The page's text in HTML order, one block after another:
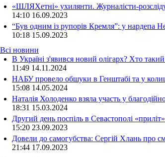
«ШЛЯХетні» ухилянти. Журналісти-
14:10 16.09.2023
“Був одним із рупорів Кремля”: у нардепа
10:18 15.09.2023
Всі новини
В Україні з'явився новий олігарх? Хто
11:49 14.11.2024
НАБУ провело обшуки в Генштабі та у
15:08 14.05.2024
Наталія Холоденко взяла участь у
18:31 15.03.2024
Другий день поспіль в Севастополі
15:20 23.09.2023
Довели до самогубства: Сергій Хлань про
21:44 17.09.2023